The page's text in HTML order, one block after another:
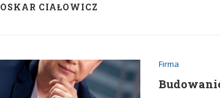
OSKAR CIAŁOWICZ
Firma